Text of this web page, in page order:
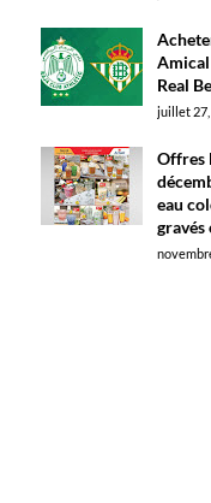
Real
juillet
Offres
eau
gravés